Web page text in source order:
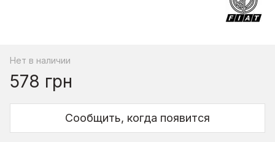
Нет в наличии
578 грн
Сообщить, когда появится